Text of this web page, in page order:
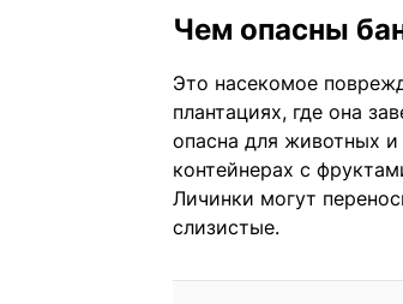
Чем опасны
Это насекомое
плантациях, где она
опасна для животных
контейнерах с
Личинки могут
слизистые.